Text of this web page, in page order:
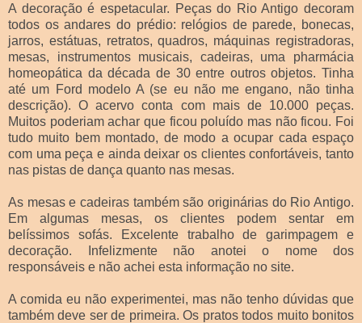
A decoração é espetacular. Peças do Rio Antigo decoram
todos os andares do prédio: relógios de parede, bonecas,
jarros, estátuas, retratos, quadros, máquinas registradoras,
mesas, instrumentos musicais, cadeiras, uma pharmácia
homeopática da década de 30 entre outros objetos. Tinha
até um Ford modelo A (se eu não me engano, não tinha
descrição). O acervo conta com mais de 10.000 peças.
Muitos poderiam achar que ficou poluído mas não ficou. Foi
tudo muito bem montado, de modo a ocupar cada espaço
com uma peça e ainda deixar os clientes confortáveis, tanto
nas pistas de dança quanto nas mesas.
As mesas e cadeiras também são originárias do Rio Antigo.
Em algumas mesas, os clientes podem sentar em
belíssimos sofás. Excelente trabalho de garimpagem e
decoração. Infelizmente não anotei o nome dos
responsáveis e não achei esta informação no site.
A comida eu não experimentei, mas não tenho dúvidas que
também deve ser de primeira. Os pratos todos muito bonitos